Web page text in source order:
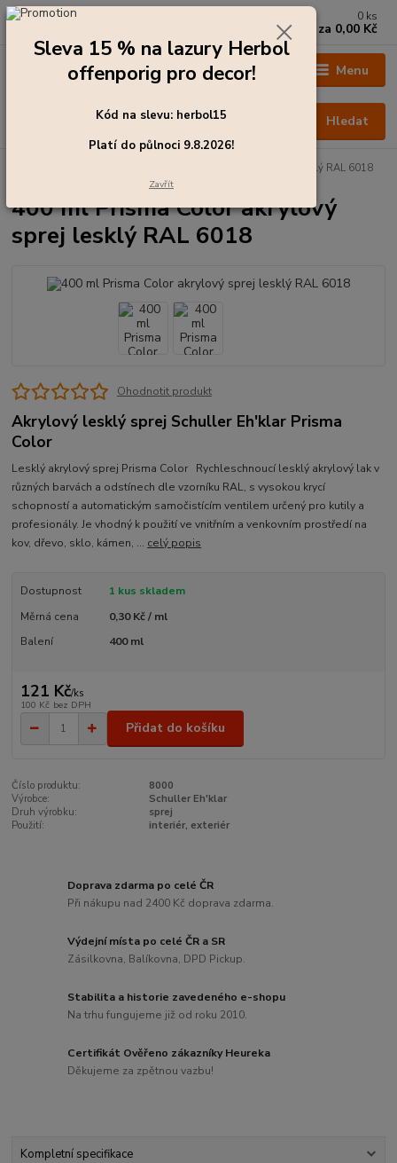
Menu
Hledat
+420 273 136 255
0 ks
za 0,00 Kč
400 ml Prisma Color akrylový sprej lesklý RAL 6018
400 ml Prisma Color akrylový
sprej lesklý RAL 6018
Ohodnotit produkt
Akrylový lesklý sprej Schuller Eh'klar Prisma
Color
Lesklý akrylový sprej Prisma Color Rychleschnoucí lesklý akrylový lak v
různých barvách a odstínech dle vzorníku RAL, s vysokou krycí
schopností a automatickým samočistícím ventilem určený pro kutily a
profesionály. Je vhodný k použití ve vnitřním a venkovním prostředí na
kov, dřevo, sklo, kámen, ... celý popis
Dostupnost
1 kus skladem
Měrná cena
0,30 Kč / ml
Balení
400 ml
121 Kč/ks
100 Kč bez DPH
Přidat do košíku
Číslo produktu:
8000
Výrobce:
Schuller Eh'klar
Druh výrobku:
sprej
Použití:
interiér, exteriér
Doprava zdarma po celé ČR
Při nákupu nad 2400 Kč doprava zdarma.
Výdejní místa po celé ČR a SR
Zásilkovna, Balíkovna, DPD Pickup.
Stabilita a historie zavedeného e-shopu
Na trhu fungujeme již od roku 2010.
Certifikát Ověřeno zákazníky Heureka
Děkujeme za zpětnou vazbu!
Kompletní specifikace
Sleva 15 % na lazury Herbol
offenporig pro decor!
Kód na slevu: herbol15
Platí do půlnoci 9.8.2026!
Zavřít